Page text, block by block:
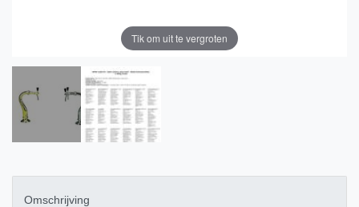
Tik om uit te vergroten
Omschrijving